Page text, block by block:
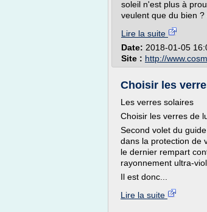
soleil n'est plus à
veulent que du bien ?
Lire la suite
Date: 2018-01-05
Site : http://
Choisir les
Les verres solaires
Choisir les verres de
Second volet du
dans la protection de
le dernier rempart
rayonnement ultra-
Il est donc...
Lire la suite